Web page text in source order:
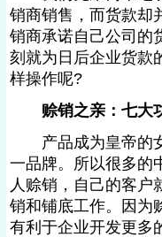
销商销售，而货款却
销商承诺自己公司的
刻就为日后企业货款
样操作呢?
赊销之亲：七大
产品成为皇帝的女
一品牌。所以很多的
人赊销，自己的客户
销和铺底工作。因为
有利于企业开发更多